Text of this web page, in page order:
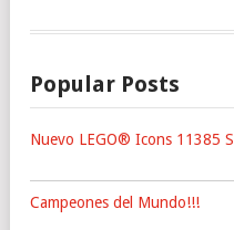
Popular Posts
Nuevo LEGO® Icons 11385
Campeones del Mundo!!!